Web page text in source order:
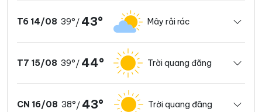
T6 14/08 39°/ 43° Mây rải rác
T7 15/08 39°/ 44° Trời quang đãng
CN 16/08 38°/ 43° Trời quang đãng